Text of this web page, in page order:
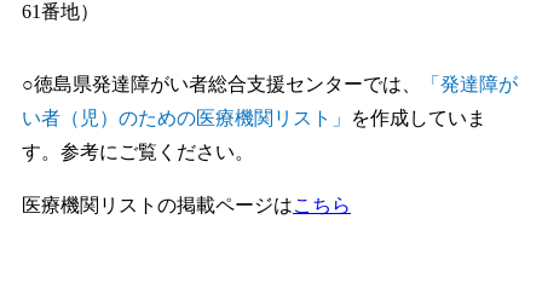
61番地）
○徳島県発達障がい者総合支援センターでは、
「発達障が
い者（児）のための医療機関リスト」
を作成していま
す。参考にご覧ください。
医療機関リストの掲載ページはこちら